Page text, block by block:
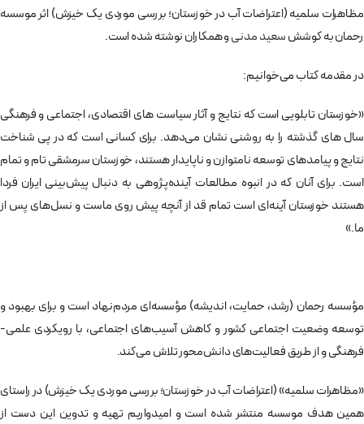
مظاهرات سلمیه (اعتراضات آب در خوزستان؛ بررسی موردی یک خیزش) اثر موسسه
رحمان به کوششسعید مدنیو همکاران نوشته شده است.
در مقدمه کتاب می‌خوانیم:
«خوزستان تابلویی است که نتایج و آثار سیاست های اقتصادی، اجتماعی و فرهنگی
سال های گذشته را به روشنی نشان می‌دهد. برای کسانی است که در پی شناخت
نتایج و پیامدهای توسعه نامتوازن و ناپایدار هستند، خوزستان سرمشقی تام و تمام
است. برای آنان که در انبوه مطالعات آینده‌پژوهی به دنبال پیش‌بینی ایران فردا
هستند خوزستان آینه‌ای است تمام قد از آنچه پیش روی ماست و نسل‌های پس از
ما.»
مؤسسه رحمان (رشد، حمایت، اندیشه) مؤسسه‌ای مردم‌نهاد است و برای بهبود و
توسعه وضعیت اجتماعی کشور و کاهش آسیب‌های اجتماعی، با رویکردی علمی-
فرهنگی و از طریق فعالیت‌های دانش‌محور تلاش می‌کند.
«مظاهرات سلمیه» (اعتراضات آب در خوزستان؛ بررسی موردی یک خیزش) در راستای
همین هدف موسسه منتشر شده است و امیدواریم تهیه و تدوین این دست از